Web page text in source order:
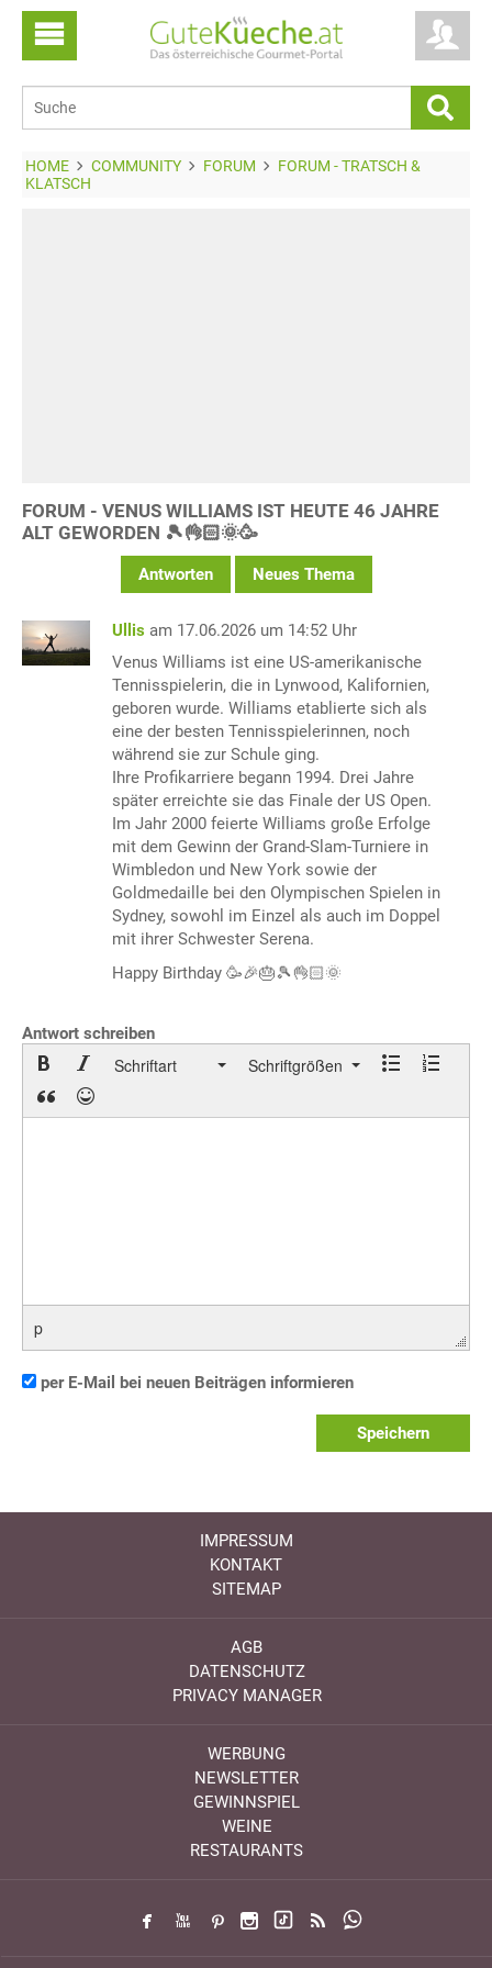
HOME COMMUNITY FORUM
FORUM - TRATSCH &
KLATSCH
FORUM - VENUS WILLIAMS IST HEUTE 46 JAHRE
ALT GEWORDEN 🎾👌🏻🌞🥳
Antworten Neues Thema
Ullis am 17.06.2026 um 14:52 Uhr
Venus Williams ist eine US-amerikanische
Tennisspielerin, die in Lynwood, Kalifornien,
geboren wurde. Williams etablierte sich als
eine der besten Tennisspielerinnen, noch
während sie zur Schule ging.
Ihre Profikarriere begann 1994. Drei Jahre
später erreichte sie das Finale der US Open.
Im Jahr 2000 feierte Williams große Erfolge
mit dem Gewinn der Grand-Slam-Turniere in
Wimbledon und New York sowie der
Goldmedaille bei den Olympischen Spielen in
Sydney, sowohl im Einzel als auch im Doppel
mit ihrer Schwester Serena.
Happy Birthday 🥳🎉🎂🎾👌🏻🌞
Antwort schreiben
Schriftart Schriftgrößen
p
per E-Mail bei neuen Beiträgen informieren
Speichern
IMPRESSUM
KONTAKT
SITEMAP
AGB
DATENSCHUTZ
PRIVACY MANAGER
WERBUNG
NEWSLETTER
GEWINNSPIEL
WEINE
RESTAURANTS